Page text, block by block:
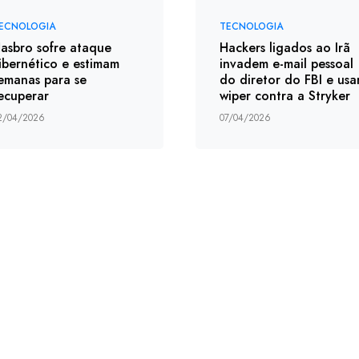
sofre ataque
e estimam
para se
04/2026
TECNOLOGIA
Hackers ligados ao Irã
invadem e-mail pessoal
do diretor do FBI e
wiper contra a Stryker
07/04/2026